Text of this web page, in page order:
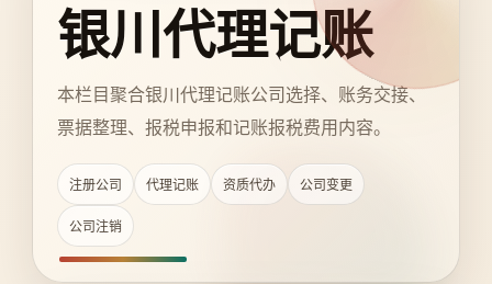
银川代理记账
本栏目聚合银川代理记账公司选择、账务交接、
票据整理、报税申报和记账报税费用内容。
注册公司 代理记账 资质代办 公司变更
公司注销